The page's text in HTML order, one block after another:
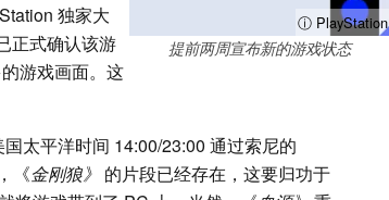
ⓘ PlayStation
提前两周宣布新的游戏状态
独家大
正式确认该游
游戏画面。这
太平洋时间 14:00/23:00 通过索尼的
《金刚狼》 的片段已经存在，这要归功于